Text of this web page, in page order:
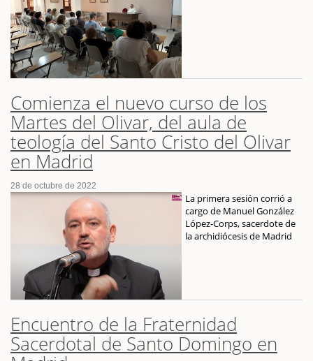
Comienza el nuevo curso de los
Martes del Olivar, del aula de
teología del Santo Cristo del Olivar
en Madrid
28 de octubre de 2022
La primera sesión corrió a
cargo de Manuel González
López-Corps, sacerdote de
la archidiócesis de Madrid
Encuentro de la Fraternidad
Sacerdotal de Santo Domingo en